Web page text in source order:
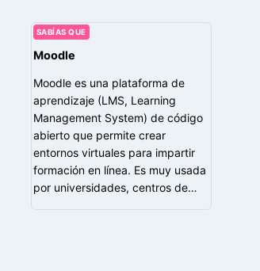
SABÍAS QUE
Moodle
Moodle es una plataforma de
aprendizaje (LMS, Learning
Management System) de código
abierto que permite crear
entornos virtuales para impartir
formación en línea. Es muy usada
por universidades, centros de…